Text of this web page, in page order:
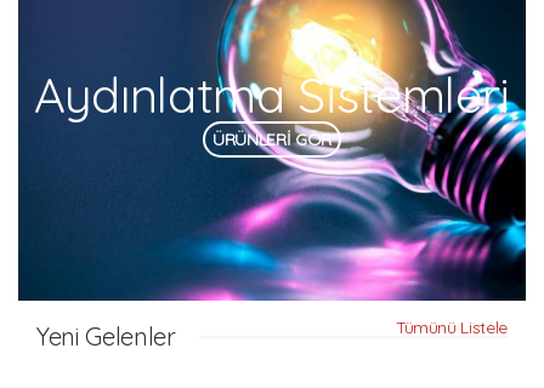
Aydınlatma Sistemleri
ÜRÜNLERİ GÖR
Yeni Gelenler Tümünü Listele